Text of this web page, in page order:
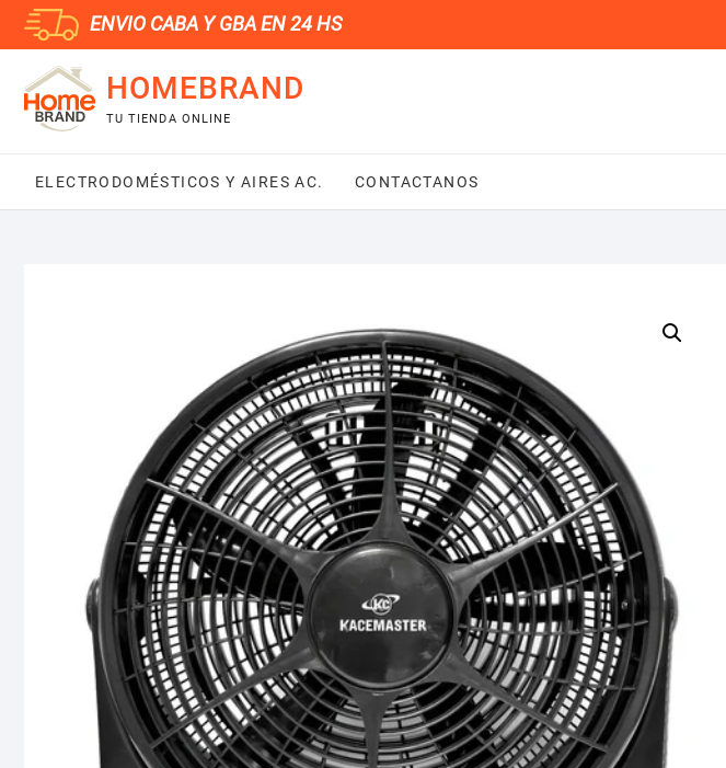
Saltar
contenido
ENVIO CABA Y GBA EN 24 HS
HOMEBRAND
TU TIENDA ONLINE
ELECTRODOMÉSTICOS Y AIRES AC. CONTACTANOS